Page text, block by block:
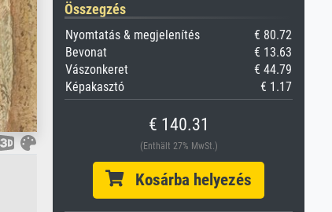
Összegzés
Nyomtatás & megjelenítés
€ 80.72
Bevonat
€ 13.63
Vászonkeret
€ 44.79
Képakasztó
€ 1.17
€ 140.31
(Enthält 27% MwSt.)
Kosárba helyezés